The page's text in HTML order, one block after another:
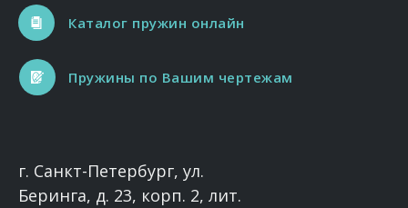
Каталог пружин онлайн
Пружины по Вашим чертежам
г. Санкт-Петербург, ул.
Беринга, д. 23, корп. 2, лит.